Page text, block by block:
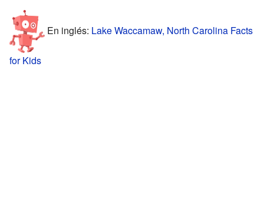
En inglés: Lake Waccamaw, North Carolina Facts
for Kids